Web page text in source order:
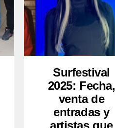
Surfestival
2025: Fecha,
venta de
entradas y
artistas que